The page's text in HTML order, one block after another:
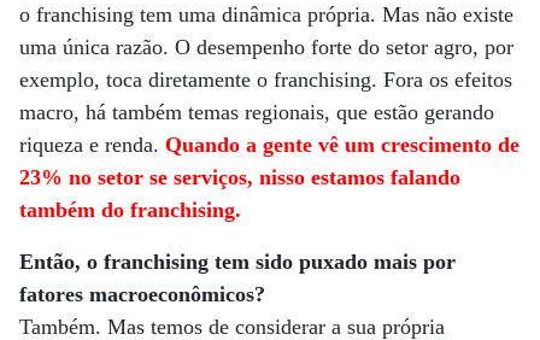
o franchising tem uma dinâmica própria. Mas não existe
uma única razão. O desempenho forte do setor agro, por
exemplo, toca diretamente o franchising. Fora os efeitos
macro, há também temas regionais, que estão gerando
riqueza e renda. Quando a gente vê um crescimento de
23% no setor se serviços, nisso estamos falando
também do franchising.
Então, o franchising tem sido puxado mais por
fatores macroeconômicos?
Também. Mas temos de considerar a sua própria